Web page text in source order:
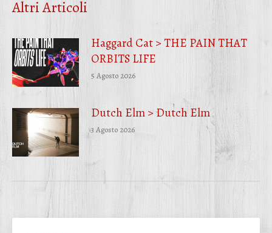
Altri Articoli
Haggard Cat > THE PAIN THAT
ORBITS LIFE
5 Agosto 2026
Dutch Elm > Dutch Elm
3 Agosto 2026